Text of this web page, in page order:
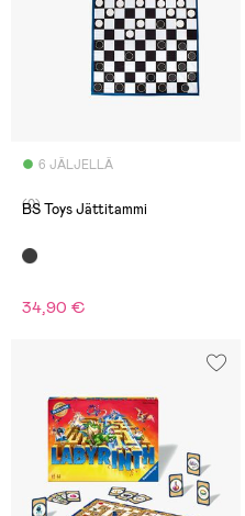
6 JÄLJELLÄ
(0)
BS Toys Jättitammi
34,90 €